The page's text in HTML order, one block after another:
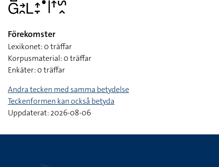
􌤦􌤹􌥔􌥘􌥈􌤴􌥙􌤟􌥼􌦃􌥲􌥿
Förekomster
Lexikonet: 0 träffar
Korpusmaterial: 0 träffar
Enkäter: 0 träffar
Andra tecken med samma betydelse
Teckenformen kan också betyda
Uppdaterat: 2026-08-06